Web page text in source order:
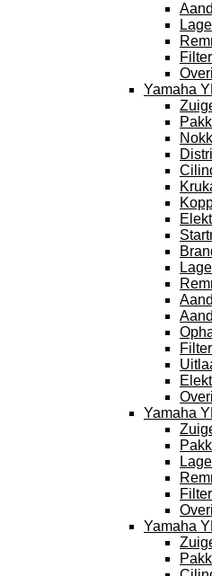
Yamaha
Yamaha
Yamaha